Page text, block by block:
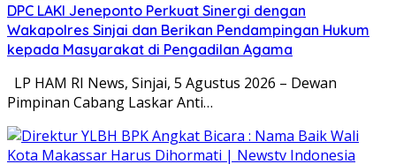
DPC LAKI Jeneponto Perkuat Sinergi dengan
Wakapolres Sinjai dan Berikan Pendampingan Hukum
kepada Masyarakat di Pengadilan Agama
LP HAM RI News, Sinjai, 5 Agustus 2026 – Dewan
Pimpinan Cabang Laskar Anti…